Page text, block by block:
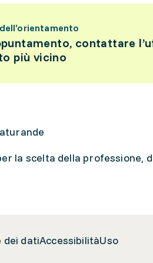
contattare
più vicino
la scelta della professione,
dei datiAccessibilitàUso